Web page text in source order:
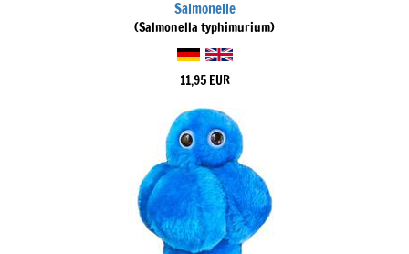
Salmonelle
(Salmonella typhimurium)
11,95 EUR